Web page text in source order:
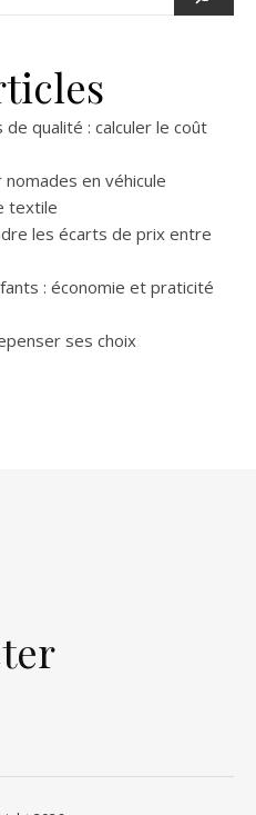
qualité : calculer le coût
en véhicule
textile
les écarts de prix entre
: économie et praticité
ses choix